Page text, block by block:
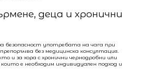
деца и хронични
безопасност употребата на чага при
без медицинска консултация.
и за хора с хронични чернодробни или
е необходим индивидуален подход и